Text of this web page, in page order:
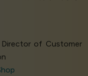
Director of Customer